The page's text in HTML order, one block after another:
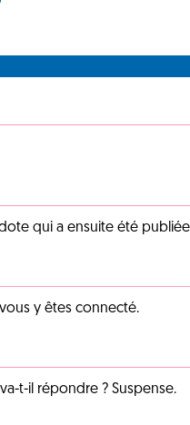
qui a ensuite été
y êtes connecté.
t-il répondre ? Suspense.